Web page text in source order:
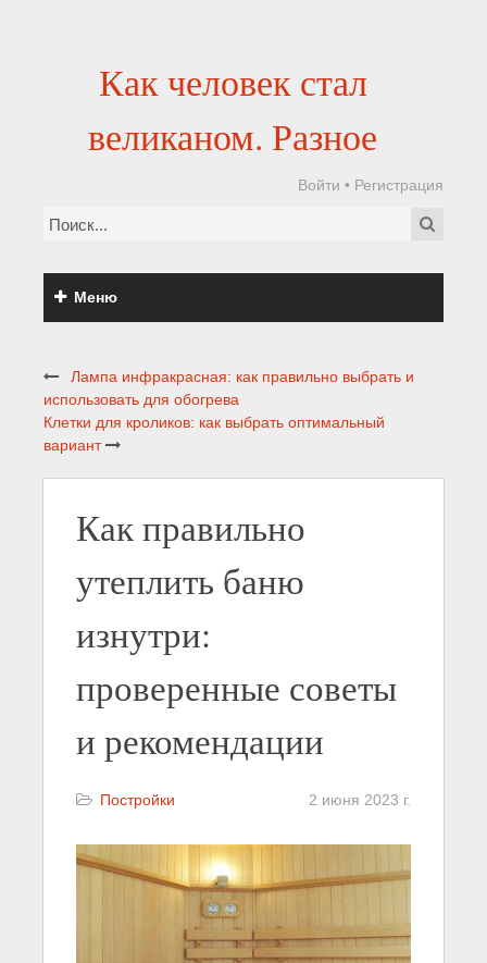
Как человек стал
великаном. Разное
Войти • Регистрация
Меню
Лампа инфракрасная: как правильно выбрать и
использовать для обогрева
Клетки для кроликов: как выбрать оптимальный
вариант
Как правильно
утеплить баню
изнутри:
проверенные советы
и рекомендации
Постройки 2 июня 2023 г.